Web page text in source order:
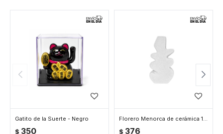
Gatito de la Suerte - Negro
$ 350
Florero Menorca de cerámica 10 x 20 cm
$ 376